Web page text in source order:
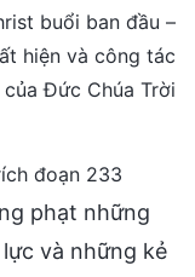
buổi ban đầu –
hiện và công tác
của Đức Chúa Trời
đoạn 233
phạt những
và những kẻ